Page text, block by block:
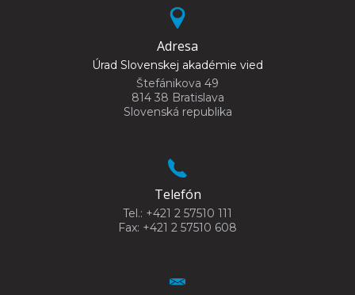
Adresa
Úrad Slovenskej akadémie vied
Štefánikova 49
814 38 Bratislava
Slovenská republika
Telefón
Tel.: +421 2 57510 111
Fax: +421 2 57510 608